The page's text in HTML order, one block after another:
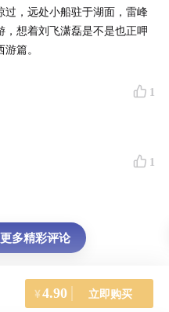
过，远处小船驻于湖面，雷峰
想着刘飞潇磊是不是也正呷
篇。
1
1
多精彩评论
¥4.90 立即购买